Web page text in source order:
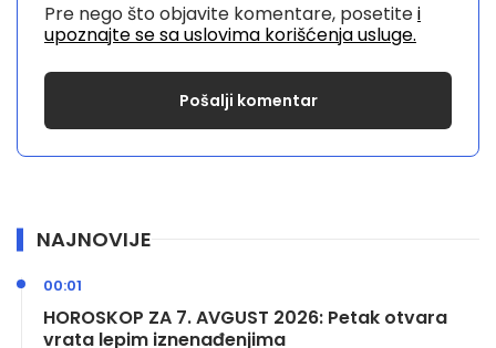
Pre nego što objavite komentare, posetitei
upoznajte se sa uslovima korišćenja usluge.
NAJNOVIJE
HOROSKOP ZA 7. AVGUST 2026: Petak otvara
vrata lepim iznenađenjima
00:01